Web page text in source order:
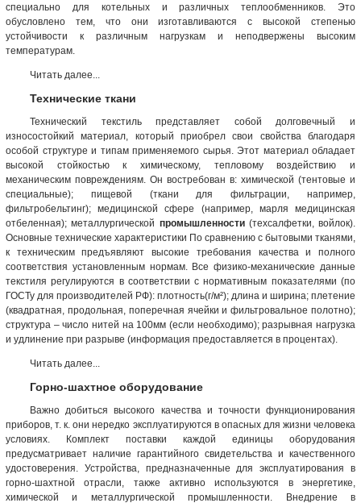
специально для котельных и различных теплообменников. Это
обусловлено тем, что они изготавливаются с высокой степенью
устойчивости к различным нагрузкам и неподвержены высоким
температурам.
Читать далее...
Технические ткани
Технический текстиль представляет собой долговечный и
износостойкий материал, который приобрел свои свойства благодаря
особой структуре и типам применяемого сырья. Этот материал обладает
высокой стойкостью к химическому, тепловому воздействию и
механическим повреждениям. Он востребован в: химической (тентовые и
специальные); пищевой (ткани для фильтрации, например,
фильтробельтинг); медицинской сфере (например, марля медицинская
отбеленная); металлургической промышленности(техсалфетки, войлок).
Основные технические характеристики По сравнению с бытовыми тканями,
к техническим предъявляют высокие требования качества и полного
соответствия установленным нормам. Все физико-механические данные
текстиля регулируются в соответствии с нормативным показателями (по
ГОСТу для производителей РФ): плотность(г/м²); длина и ширина; плетение
(квадратная, продольная, поперечная ячейки и фильтровальное полотно);
структура – число нитей на 100мм (если необходимо); разрывная нагрузка
и удлинение при разрыве (информация предоставляется в процентах).
Читать далее...
Горно-шахтное оборудование
Важно добиться высокого качества и точности функционирования
приборов, т. к. они нередко эксплуатируются в опасных для жизни человека
условиях. Комплект поставки каждой единицы оборудования
предусматривает наличие гарантийного свидетельства и качественного
удостоверения. Устройства, предназначенные для эксплуатирования в
горно-шахтной отрасли, также активно используются в энергетике,
химической и металлургическойпромышленности. Внедрение в